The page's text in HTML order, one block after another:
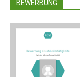
BEWERBUNG